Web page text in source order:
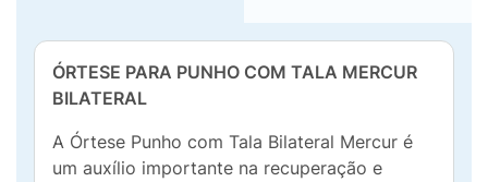
ÓRTESE PARA PUNHO COM TALA MERCUR
BILATERAL
A Órtese Punho com Tala Bilateral Mercur é
um auxílio importante na recuperação e